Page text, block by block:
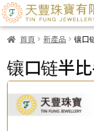
首頁 新產品 镶口
镶口链半